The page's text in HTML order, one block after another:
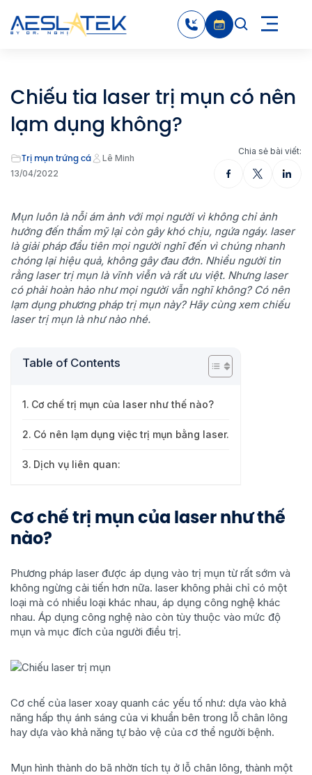
Chiếu tia laser trị mụn có nên
lạm dụng không?
Trị mụn trứng cá
Lê Minh
13/04/2022
Chia sẻ bài viết:
Mụn luôn là nỗi ám ảnh với mọi người vì không chỉ ảnh
hưởng đến thẩm mỹ lại còn gây khó chịu, ngứa ngáy. laser
là giải pháp đầu tiên mọi người nghĩ đến vì chúng nhanh
chóng lại hiệu quả, không gây đau đớn. Nhiều người tin
rằng laser trị mụn là vĩnh viễn và rất ưu việt. Nhưng laser
có phải hoàn hảo như mọi người vẫn nghĩ không? Có nên
lạm dụng phương pháp trị mụn này? Hãy cùng xem chiếu
laser trị mụn là như nào nhé.
Table of Contents
Cơ chế trị mụn của laser như thế nào?
Có nên lạm dụng việc trị mụn bằng laser.
Dịch vụ liên quan:
Cơ chế trị mụn của laser như thế
nào?
Phương pháp laser được áp dụng vào trị mụn từ rất sớm và
không ngừng cải tiến hơn nữa. laser không phải chỉ có một
loại mà có nhiều loại khác nhau, áp dụng công nghệ khác
nhau. Áp dụng công nghệ nào còn tùy thuộc vào mức độ
mụn và mục đích của người điều trị.
Cơ chế của laser xoay quanh các yếu tố như: dựa vào khả
năng hấp thụ ánh sáng của vi khuẩn bên trong lỗ chân lông
hay dựa vào khả năng tự bảo vệ của cơ thể người bệnh.
Mụn hình thành do bã nhờn tích tụ ở lỗ chân lông, thành một